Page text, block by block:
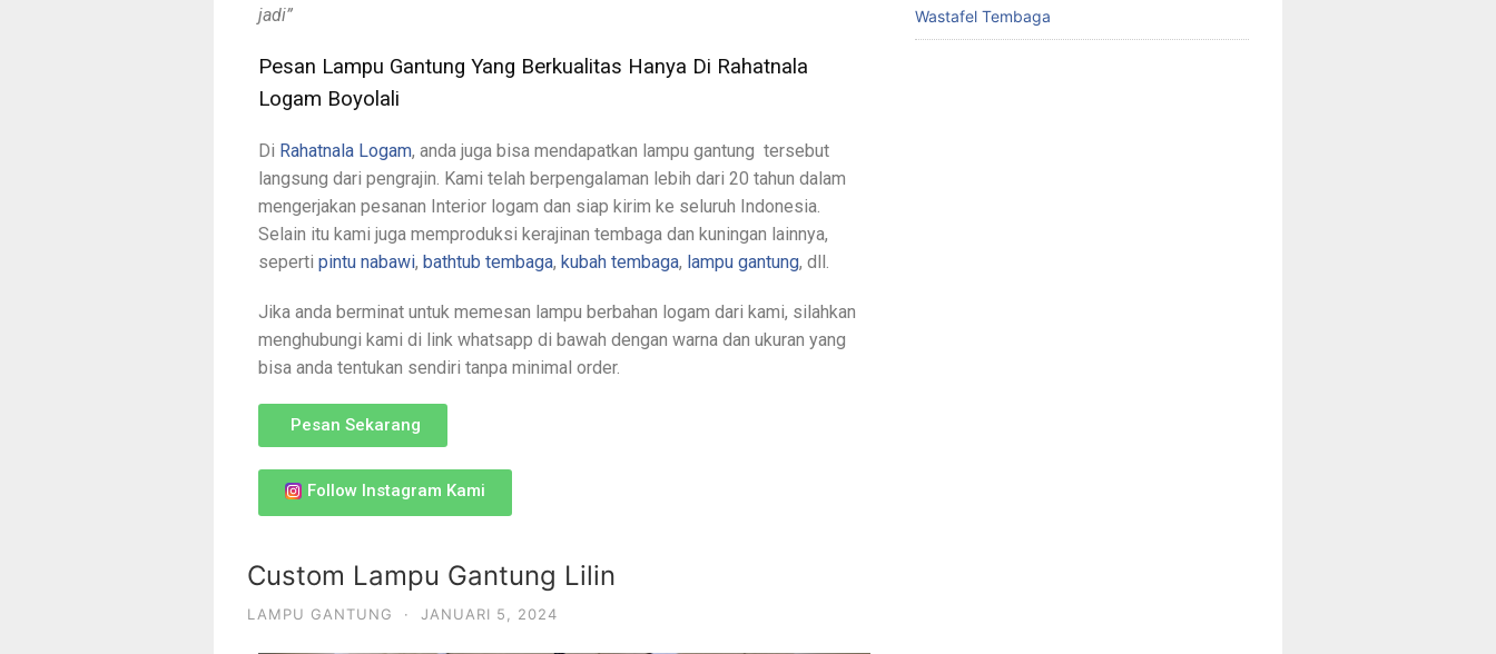
jadi”
Pesan Lampu Gantung Yang Berkualitas Hanya Di Rahatnala
Logam Boyolali
Di Rahatnala Logam, anda juga bisa mendapatkan lampu gantung tersebut
langsung dari pengrajin. Kami telah berpengalaman lebih dari 20 tahun dalam
mengerjakan pesanan Interior logam dan siap kirim ke seluruh Indonesia.
Selain itu kami juga memproduksi kerajinan tembaga dan kuningan lainnya,
seperti pintu nabawi, bathtub tembaga, kubah tembaga, lampu gantung, dll.
Jika anda berminat untuk memesan lampu berbahan logam dari kami, silahkan
menghubungi kami di link whatsapp di bawah dengan warna dan ukuran yang
bisa anda tentukan sendiri tanpa minimal order.
Pesan Sekarang
Follow Instagram Kami
Custom Lampu Gantung Lilin
LAMPU GANTUNG · JANUARI 5, 2024
Wastafel Tembaga